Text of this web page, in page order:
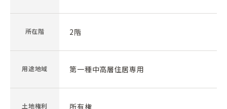
所在階 2階
用途地域 第一種中高層住居専用
土地権利 所有権